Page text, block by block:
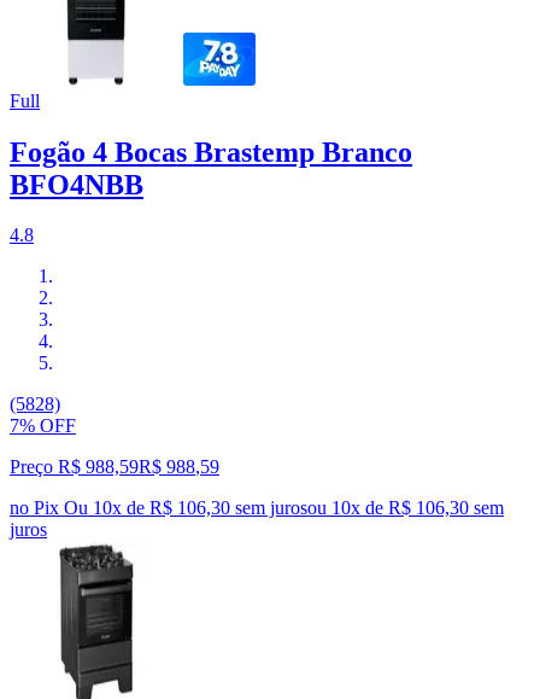
Full
Fogão 4 Bocas Brastemp Branco
BFO4NBB
4.8
(5828)
7% OFF
Preço R$ 988,59R$ 988,59
no Pix Ou 10x de R$ 106,30 sem jurosou 10x de R$ 106,30 sem
juros